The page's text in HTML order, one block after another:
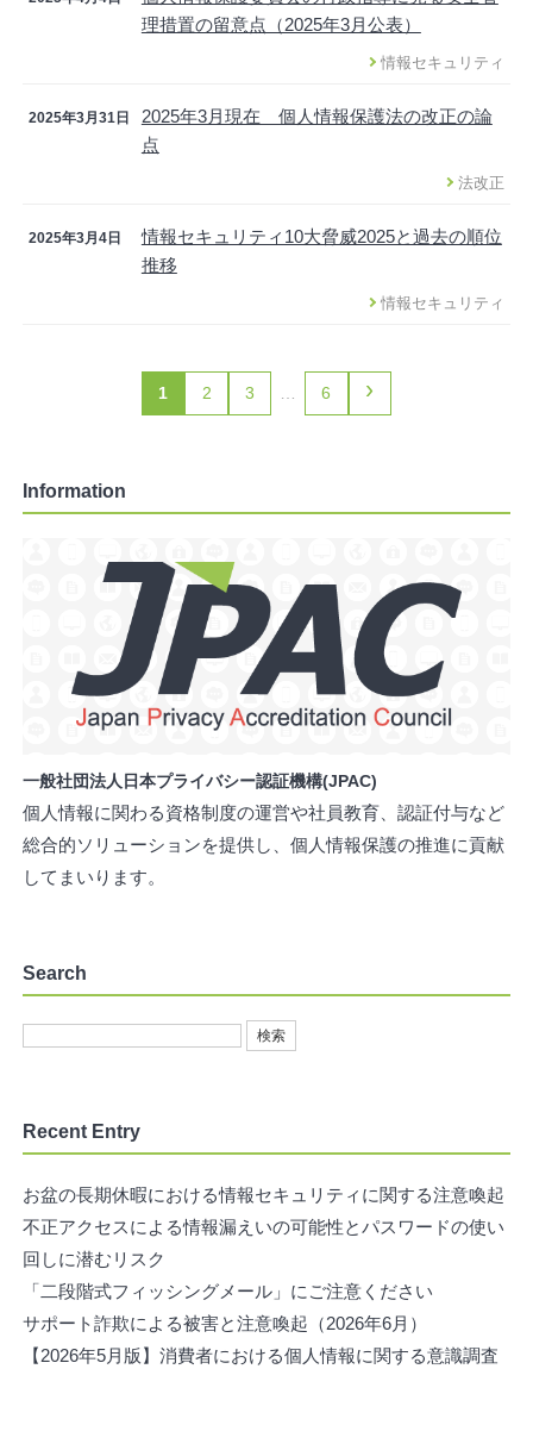
理措置の留意点（2025年3月公表）
情報セキュリティ
2025年3月31日
2025年3月現在 個人情報保護法の改正の論
点
法改正
2025年3月4日
情報セキュリティ10大脅威2025と過去の順位
推移
情報セキュリティ
1 2 3 … 6 ›
Information
一般社団法人日本プライバシー認証機構(JPAC)
個人情報に関わる資格制度の運営や社員教育、認証付与など
総合的ソリューションを提供し、個人情報保護の推進に貢献
してまいります。
Search
Recent Entry
お盆の長期休暇における情報セキュリティに関する注意喚起
不正アクセスによる情報漏えいの可能性とパスワードの使い
回しに潜むリスク
「二段階式フィッシングメール」にご注意ください
サポート詐欺による被害と注意喚起（2026年6月）
【2026年5月版】消費者における個人情報に関する意識調査